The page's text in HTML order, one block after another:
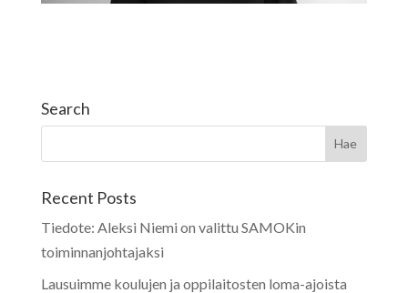
Search
Recent Posts
Tiedote: Aleksi Niemi on valittu SAMOKin
toiminnanjohtajaksi
Lausuimme koulujen ja oppilaitosten loma-ajoista